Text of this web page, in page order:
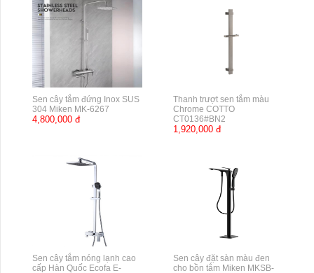
Sen cây tắm đứng Inox SUS
304 Miken MK-6267
4,800,000 đ
Thanh trượt sen tắm màu
Chrome COTTO
CT0136#BN2
1,920,000 đ
Sen cây tắm nóng lạnh cao
cấp Hàn Quốc Ecofa E-
Sen cây đặt sàn màu đen
cho bồn tắm Miken MKSB-